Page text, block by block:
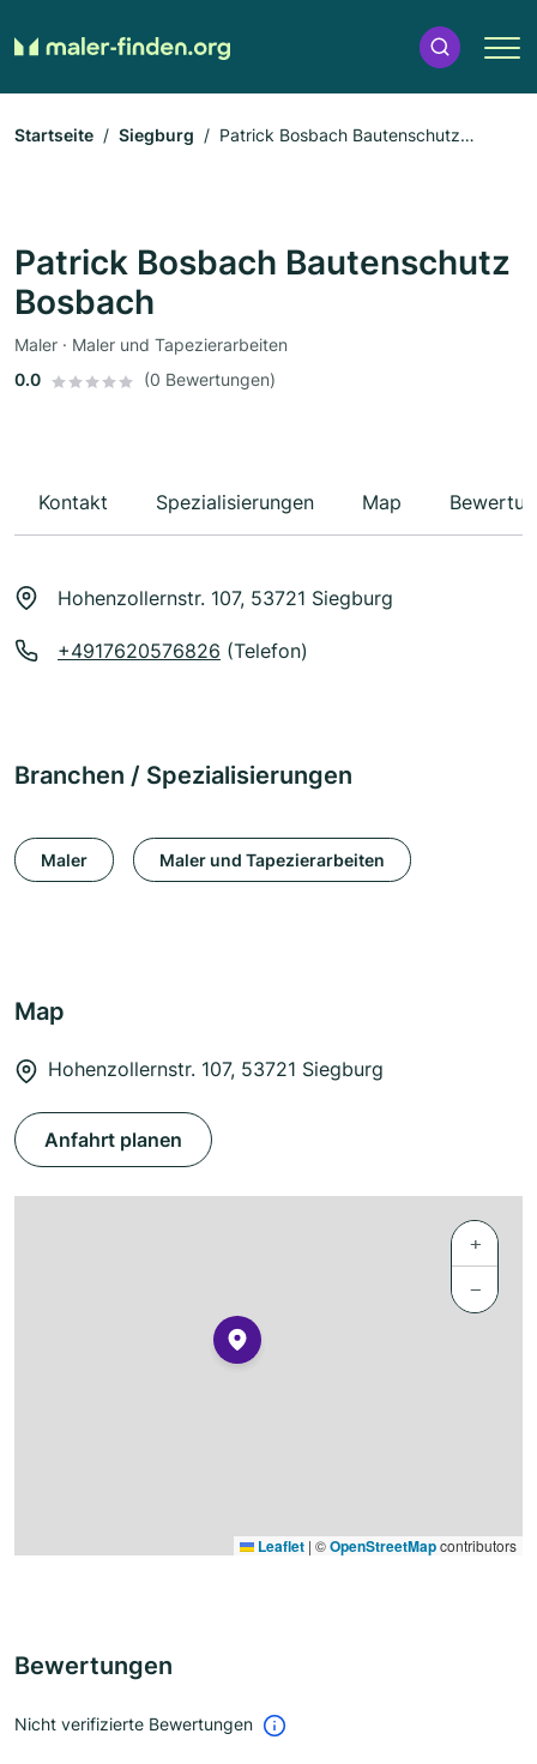
Startseite Siegburg
Patrick Bosbach Bautenschutz
Patrick Bosbach Bautenschutz
Bosbach
Maler · Maler und Tapezierarbeiten
0.0
(0 Bewertungen)
Kontakt Spezialisierungen Map
Hohenzollernstr. 107, 53721 Siegburg
+4917620576826 (Telefon)
Branchen / Spezialisierungen
Maler Maler und Tapezierarbeiten
Map
Hohenzollernstr. 107, 53721 Siegburg
Anfahrt planen
+
−
Leaflet | ©OpenStreetMapcontributors
Bewertungen
Nicht verifizierte Bewertungen